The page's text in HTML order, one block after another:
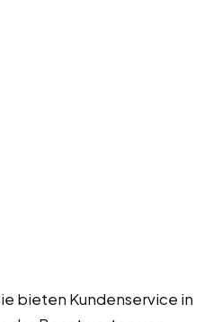
bieten Kundenservice in